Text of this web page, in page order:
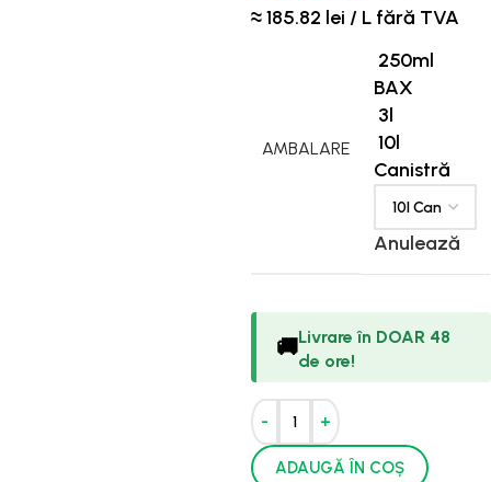
≈ 185.82 lei / L fără TVA
AMBALARE
250ml
BAX
3l
10l
Canistră
Anulează
🚚Livrare în DOAR 48
de ore!
- +
ADAUGĂ ÎN COȘ